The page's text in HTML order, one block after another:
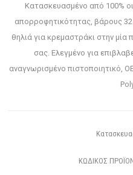
Κατασκευασμένο από 100%
απορροφητικότητας, βάρους
θηλιά για κρεμαστράκι στην μία
σας. Ελεγμένο για
αναγνωρισμένο πιστοποιητικό,
ΚΩΔΙΚΟΣ